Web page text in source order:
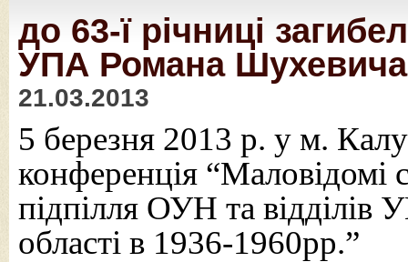
до 63-ї річниці
УПА Романа Шухевича
21.03.2013
5 березня 2013 р. у м.
конференція “Маловідомі
підпілля ОУН та відділів
області в 1936-1960рр.”